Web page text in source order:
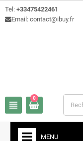
Tel: +33475422461
Email: contact@ibuy.fr
view_headline
0
MENU